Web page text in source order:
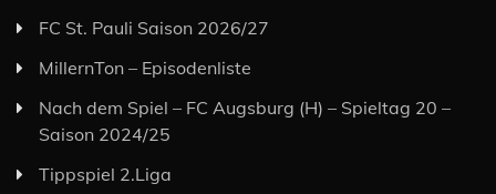
FC St. Pauli Saison 2026/27
MillernTon – Episodenliste
Nach dem Spiel – FC Augsburg (H) – Spieltag 20 –
Saison 2024/25
Tippspiel 2.Liga